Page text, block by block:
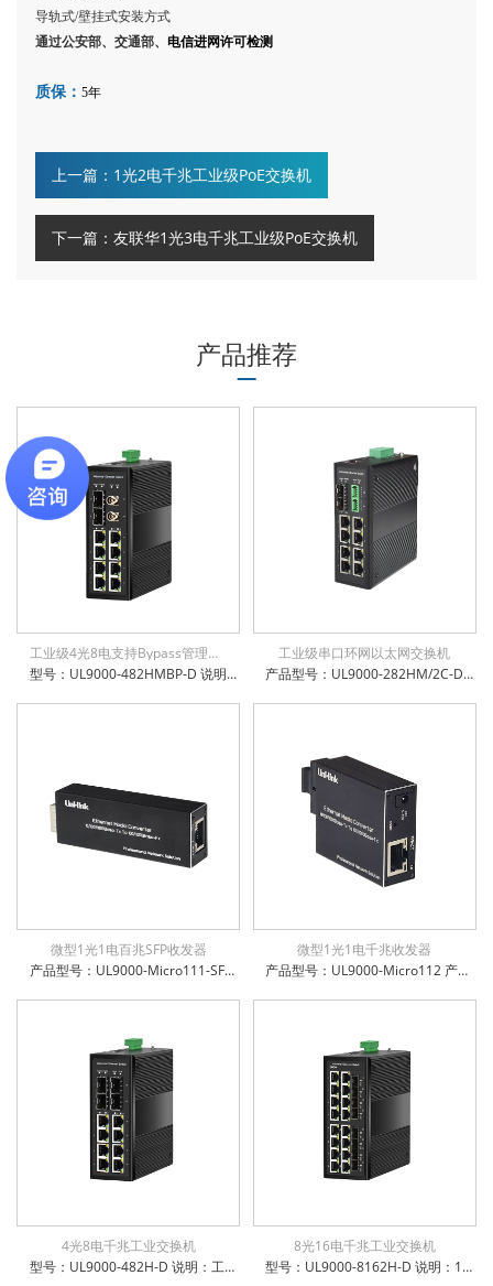
导轨式/壁挂式安装方式
通过公安部、交通部、 电信进网许可检测
质保： 5年
上一篇：1光2电千兆工业级PoE交换机
下一篇：友联华1光3电千兆工业级PoE交换机
产品推荐
工业级4光8电支持Bypass管理型环网交换机
型号：UL9000-482HMBP-D 说明：工业级8x10/100/1000Base-T + 4x100/1000Base-X SFP 管理型交换机，支持旁路Bypass功能，环网自愈时间小于15ms，6KV防浪涌保护，通过公安部、交通部、电信进网许可检测，支持STP/RSTP/MSTP, EAPS/ERPS
工业级串口环网以太网交换机
产品型号：UL9000-282HM/2C-D 产品名称：工业级8千兆电 + 2千兆SFP光口+2xRS232/485/422 串口管理型交换机 多重管理模式：支持CLI/WEB/SNMP管理方式 支持掉电、断光纤、断网线、超低高温等告警功能，方便运维 支持16K字节巨帧传输，兼容各种扩展协议 支持IEEE802.3az高效节能以太网技术 支持IPv6协议，支持IEEE1855 V2协议透传 支持STP/RSTP/MSTP, EAPS/ERPS，环网自愈时间小于15ms 防雷防静电：6KV防浪涌保护，接触放电8KV，空气放电15KV 电源输入极性保护设计，反接无忧 权威检测：公安部、交通部、电信进网许可等 IP-40防护等级，防尘防潮无忧
微型1光1电百兆SFP收发器
产品型号：UL9000-Micro111-SFP 产品名称：微型1光1电百兆收发器，SFP 支持5~15VDC宽电压输入 电口支持全/半双工方式、MDI/MDI-X自动侦测 光口支持单模、多模、单纤、双纤 微型机身，工作温度-10℃~ +50℃ 防雷防静电：6KV防浪涌保护，接触放电8KV，空气放电15KV 电源输入极性保护设计，反接无忧 权威检测：公安部、交通部、电信进网许可等 IP-40防护等级，防尘防潮无忧
微型1光1电千兆收发器
产品型号：UL9000-Micro112 产品名称：微型1光1电千兆收发器，SC/FC/ST可选，光口百千自适应 支持5~15VDC宽电压输入 电口支持全/半双工方式、MDI/MDI-X自动侦测 光口支持单模、多模、单纤、双纤 微型机身，工作温度-10℃~ +50℃ 防雷防静电：6KV防浪涌保护，接触放电8KV，空气放电15KV 电源输入极性保护设计，反接无忧 权威检测：公安部、交通部、电信进网许可等 IP-40防护等级，防尘防潮无忧
4光8电千兆工业交换机
型号：UL9000-482H-D 说明：工业级8x10/100/1000Base-T + 4x1000Base-X SFP 非管理型交换机
8光16电千兆工业交换机
型号：UL9000-8162H-D 说明：16x10／100／1000Base－TX ＋8x100/1000Base－X SFP工业级交换机